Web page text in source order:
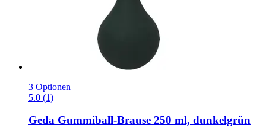
3 Optionen
5.0 (1)
Geda Gummiball-​Brause 250 ml, dunkelgrün